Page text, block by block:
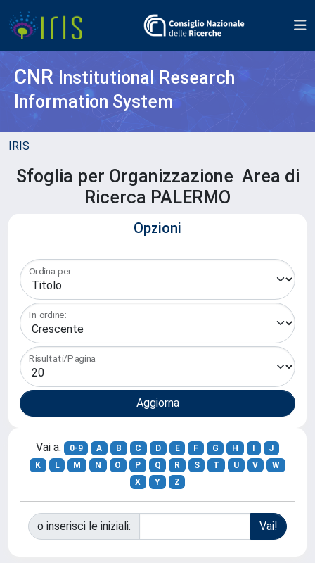
CNR Institutional Research
Information System
IRIS
Sfoglia per Organizzazione Area di
Ricerca PALERMO
Opzioni
Ordina per:
In ordine:
Risultati/Pagina
Vai a: 0-9 A B C D E F G H
J
K
L M N O P Q R S T U V
W
X
Y Z
o inserisci le iniziali: